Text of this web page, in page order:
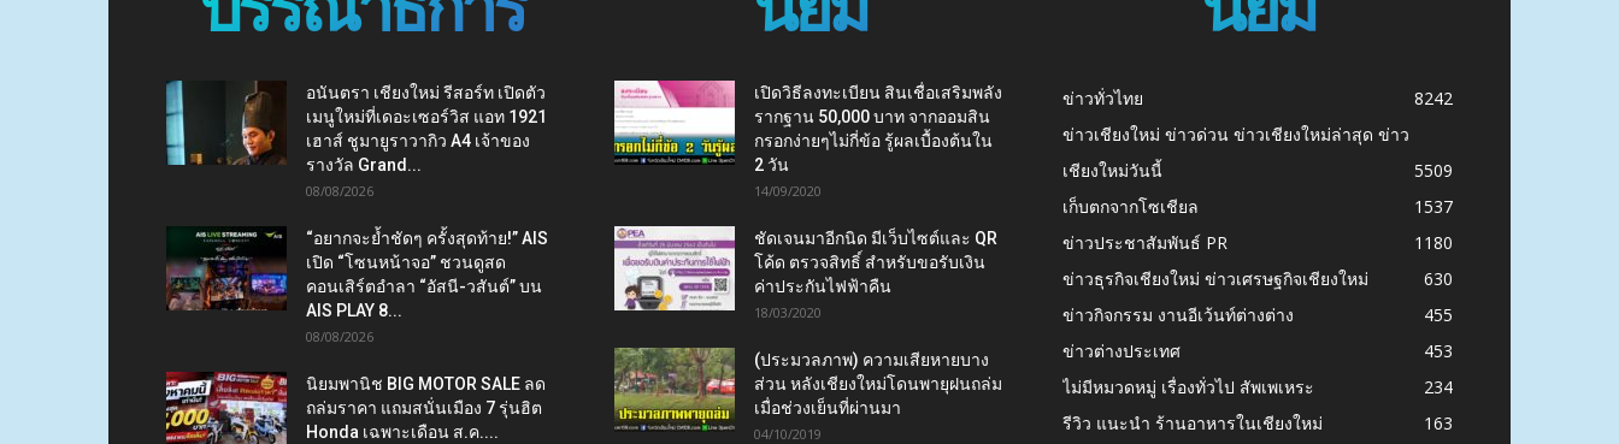
อนันตรา เชียงใหม่ รีสอร์ท เปิดตัว
เมนูใหม่ที่เดอะเซอร์วิส แอท 1921
เฮาส์ ชูมายูราวากิว A4 เจ้าของ
รางวัล Grand...
08/08/2026
“อยากจะย้ำชัดๆ ครั้งสุดท้าย!” AIS
เปิด “โซนหน้าจอ” ชวนดูสด
คอนเสิร์ตอำลา “อัสนี-วสันต์” บน
AIS PLAY 8...
08/08/2026
นิยมพานิช BIG MOTOR SALE ลด
ถล่มราคา แถมสนั่นเมือง 7 รุ่นฮิต
Honda เฉพาะเดือน ส.ค....
เปิดวิธีลงทะเบียน สินเชื่อเสริมพลัง
รากฐาน 50,000 บาท จากออมสิน
กรอกง่ายๆไม่กี่ข้อ รู้ผลเบื้องต้นใน
2 วัน
14/09/2020
ชัดเจนมาอีกนิด มีเว็บไซต์และ QR
โค้ด ตรวจสิทธิ์ สำหรับขอรับเงิน
ค่าประกันไฟฟ้าคืน
18/03/2020
(ประมวลภาพ) ความเสียหายบาง
ส่วน หลังเชียงใหม่โดนพายุฝนถล่ม
เมื่อช่วงเย็นที่ผ่านมา
04/10/2019
ข่าวทั่วไทย
8242
ข่าวเชียงใหม่ ข่าวด่วน ข่าวเชียงใหม่ล่าสุด ข่าว
เชียงใหม่วันนี้
5509
เก็บตกจากโซเชียล
1537
ข่าวประชาสัมพันธ์ PR
1180
ข่าวธุรกิจเชียงใหม่ ข่าวเศรษฐกิจเชียงใหม่
630
ข่าวกิจกรรม งานอีเว้นท์ต่างต่าง
455
ข่าวต่างประเทศ
453
ไม่มีหมวดหมู่ เรื่องทั่วไป สัพเพเหระ
234
รีวิว แนะนำ ร้านอาหารในเชียงใหม่
163